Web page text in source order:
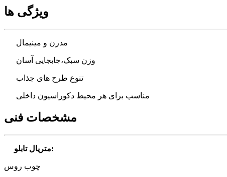
ویژگی ها
مدرن و مینیمال
وزن سبک،جابجایی آسان
تنوع طرح های جذاب
مناسب برای هر محیط دکوراسیون داخلی
مشخصات فنی
متریال تابلو:
چوب روس